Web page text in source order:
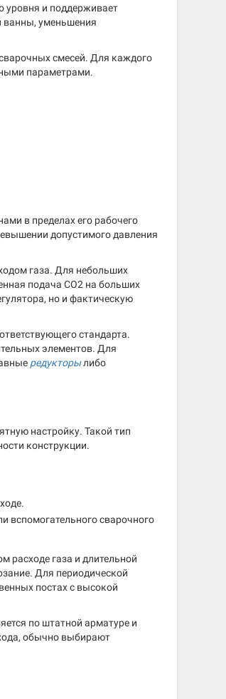
уровня и поддерживает
ванны, уменьшения
смесей. Для каждого
параметрами.
в пределах его рабочего
допустимого давления
газа. Для небольших
подача CO2 на больших
но и фактическую
стандарта.
элементов. Для
редукторылибо
настройку. Такой тип
конструкции.
вспомогательного сварочного
расходе газа и длительной
Для периодической
постах с высокой
по штатной арматуре и
обычно выбирают